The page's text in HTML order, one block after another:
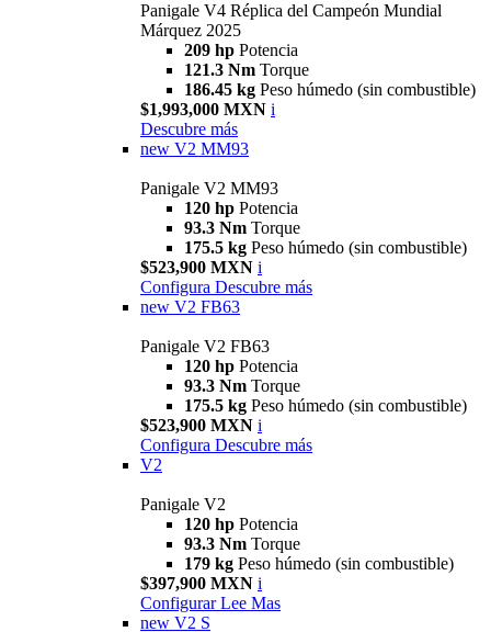
Panigale V4 Réplica del Campeón Mundial
Márquez 2025
209 hp Potencia
121.3 Nm Torque
186.45 kg Peso húmedo (sin combustible)
$1,993,000 MXN i
Descubre más
new V2 MM93
Panigale V2 MM93
120 hp Potencia
93.3 Nm Torque
175.5 kg Peso húmedo (sin combustible)
$523,900 MXN i
Configura Descubre más
new V2 FB63
Panigale V2 FB63
120 hp Potencia
93.3 Nm Torque
175.5 kg Peso húmedo (sin combustible)
$523,900 MXN i
Configura Descubre más
V2
Panigale V2
120 hp Potencia
93.3 Nm Torque
179 kg Peso húmedo (sin combustible)
$397,900 MXN i
Configurar Lee Mas
new V2 S